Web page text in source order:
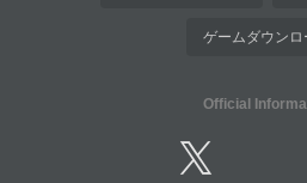
ゲームダウンロ
Official